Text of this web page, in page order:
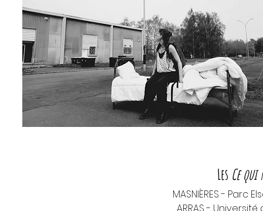
Les Ce qui
MASNIÈRES - Parc